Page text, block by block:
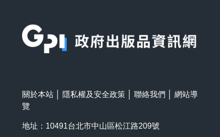
關於本站 隱私權及安全政策 聯絡我們
網站導
覽
地址：10491台北市中山區松江路209號